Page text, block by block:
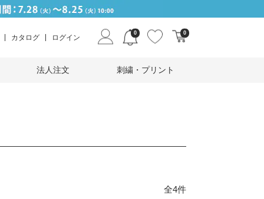
カタログ ログイン
0 0
法人注文 刺繍・プリント
全4件